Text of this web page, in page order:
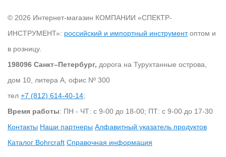
© 2026 Интернет-магазин КОМПАНИИ «СПЕКТР-
ИНСТРУМЕНТ»: российский и импортный инструментоптом и
в розницу.
198096 Санкт–Петербург, дорога на Турухтанные острова,
дом 10, литера А, офис Nº 300
тел +7 (812) 614-40-14;
Время работы: ПН - ЧТ: с 9-00 до 18-00; ПТ: с 9-00 до 17-30
Контакты Наши партнеры Алфавитный указатель продуктов
Каталог Bohrcraft Справочная информация